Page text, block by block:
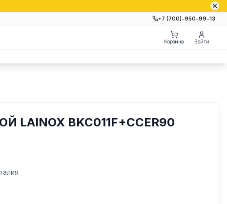
+7 (700)‒950‒99‒13
Корзина Войти
BKC011F+CCER90